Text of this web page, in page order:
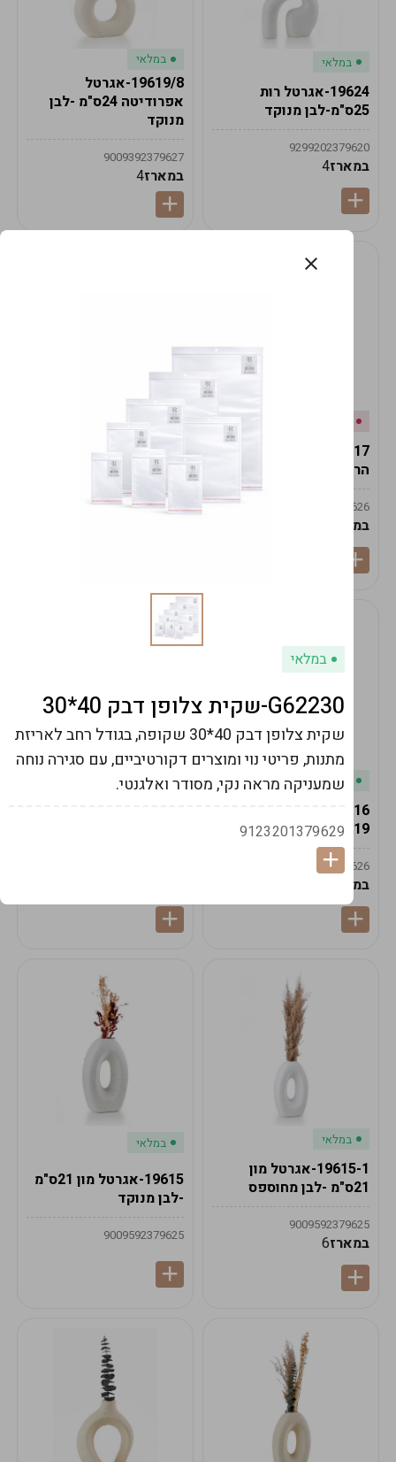
במלאי
19624-אגרטל רות
25ס"מ-לבן מנוקד
9299202379620
במארז4
במלאי
19619/8-אגרטל
אפרודיטה 24ס"מ -לבן
מנוקד
9009392379627
במארז4
הרמס 19ס"מ -לבן נקי
9009492379626
במארז
19617/6-אגרטל הרמס
19ס"מ -לבן מנוקד
9009492379626
במלאי
19ס"מ -קרם
9009492379626
במארז
במלאי
במלאי
19615-1-אגרטל מון
21ס"מ -לבן מחוספס
9009592379625
במארז6
במלאי
19615-אגרטל מון 21ס"מ
-לבן מנוקד
9009592379625
במלאי
G62230-שקית צלופן דבק 40*30
שקית צלופן דבק 40*30 שקופה, בגודל רחב לאריזת
מתנות, פריטי נוי ומוצרים דקורטיביים, עם סגירה נוחה
שמעניקה מראה נקי, מסודר ואלגנטי.
9123201379629